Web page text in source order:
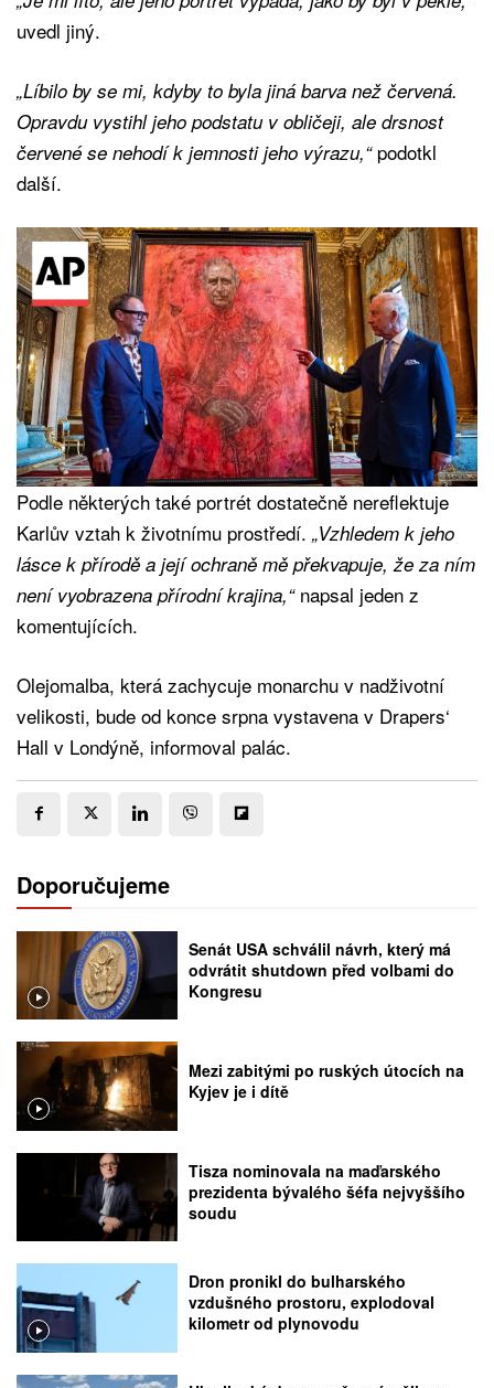
uvedl jiný.
„Líbilo by se mi, kdyby to byla jiná barva než červená.
Opravdu vystihl jeho podstatu v obličeji, ale drsnost
červené se nehodí k jemnosti jeho výrazu,“podotkl
další.
Podle některých také portrét dostatečně nereflektuje
Karlův vztah k životnímu prostředí. „Vzhledem k jeho
lásce k přírodě a její ochraně mě překvapuje, že za ním
není vyobrazena přírodní krajina,“napsal jeden z
komentujících.
Olejomalba, která zachycuje monarchu v nadživotní
velikosti, bude od konce srpna vystavena v Drapers‘
Hall v Londýně, informoval palác.
Doporučujeme
Senát USA schválil návrh, který má
odvrátit shutdown před volbami do
Kongresu
Mezi zabitými po ruských útocích na
Kyjev je i dítě
Tisza nominovala na maďarského
prezidenta bývalého šéfa nejvyššího
soudu
Dron pronikl do bulharského
vzdušného prostoru, explodoval
kilometr od plynovodu